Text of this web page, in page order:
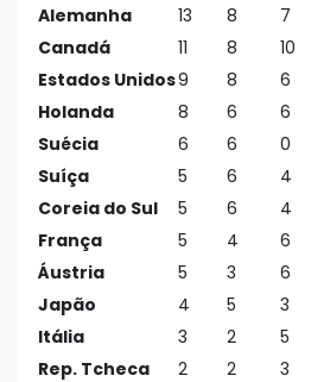
Alemanha
13 8 7
Canadá
11 8 10
Estados Unidos9 8 6
Holanda
8 6 6
Suécia
6 6 0
Suíça
5 6 4
Coreia do Sul
5 6 4
França
5 4 6
Áustria
5 3 6
Japão
4 5 3
Itália
3 2 5
Rep. Tcheca
2 2 3